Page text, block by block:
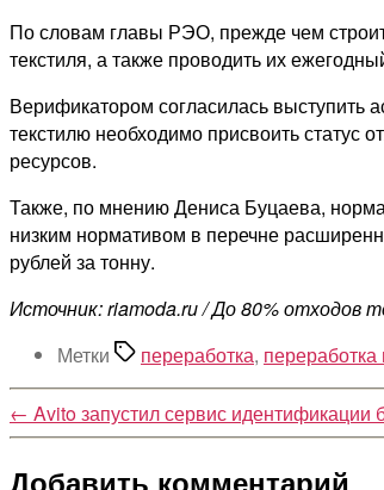
По словам главы РЭО, прежде чем
текстиля, а также проводить их
Верификатором согласилась выступить
текстилю необходимо присвоить статус
ресурсов.
Также, по мнению Дениса Буцаева,
низким нормативом в перечне
рублей за тонну.
Источник: riamoda.ru / До 80% отходов
Метки
переработка, переработка
← Avito запустил сервис